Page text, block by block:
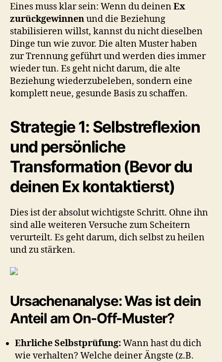
Eines muss klar sein: Wenn du deinenEx
zurückgewinnenund die Beziehung
stabilisieren willst, kannst du nicht dieselben
Dinge tun wie zuvor. Die alten Muster haben
zur Trennung geführt und werden dies immer
wieder tun. Es geht nicht darum, die alte
Beziehung wiederzubeleben, sondern eine
komplett neue, gesunde Basis zu schaffen.
Strategie 1: Selbstreflexion
und persönliche
Transformation (Bevor du
deinen Ex kontaktierst)
Dies ist der absolut wichtigste Schritt. Ohne ihn
sind alle weiteren Versuche zum Scheitern
verurteilt. Es geht darum, dich selbst zu heilen
und zu stärken.
Ursachenanalyse: Was ist dein
Anteil am On-Off-Muster?
Ehrliche Selbstprüfung:Wann hast du dich
wie verhalten? Welche deiner Ängste (z.B.